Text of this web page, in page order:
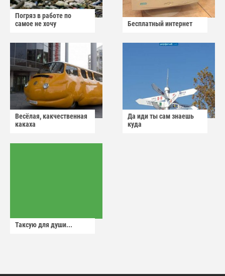
Погряз в работе по
самое не хочу
Бесплатный интернет
Весёлая, какчественная
какаха
Да иди ты сам знаешь
куда
Таксую для души...